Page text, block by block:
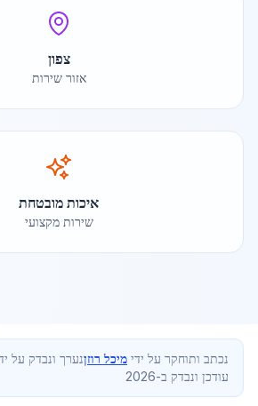
צפון
אזור שירות
איכות מובטחת
שירות מקצועי
נכתב ותוחקר על ידי מיכל רוזןנערך ונבדק על
עודכן ונבדק ב-2026